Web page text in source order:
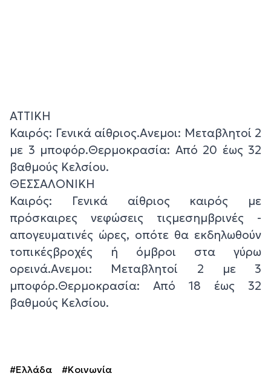
ΑΤΤΙΚΗ
Καιρός: Γενικά αίθριος.Ανεμοι: Μεταβλητοί 2
με 3 μποφόρ.Θερμοκρασία: Από 20 έως 32
βαθμούς Κελσίου.
ΘΕΣΣΑΛΟΝΙΚΗ
Καιρός: Γενικά αίθριος καιρός με
πρόσκαιρες νεφώσεις τιςμεσημβρινές -
απογευματινές ώρες, οπότε θα εκδηλωθούν
τοπικέςβροχές ή όμβροι στα γύρω
ορεινά.Ανεμοι: Μεταβλητοί 2 με 3
μποφόρ.Θερμοκρασία: Από 18 έως 32
βαθμούς Κελσίου.
#Ελλάδα
#Κοινωνία